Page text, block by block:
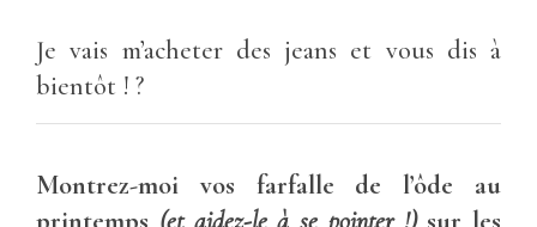
Je vais m’acheter des jeans et vous dis à
bientôt ! ?
Montrez-moi vos farfalle de l’ôde au